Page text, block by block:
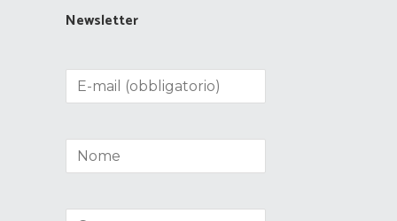
Newsletter